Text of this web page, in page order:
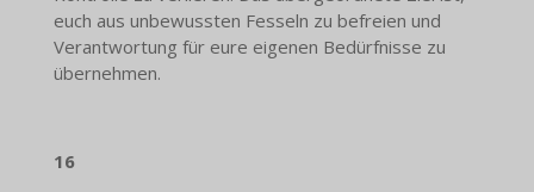
euch aus unbewussten Fesseln zu befreien und
Verantwortung für eure eigenen Bedürfnisse zu
übernehmen.
16